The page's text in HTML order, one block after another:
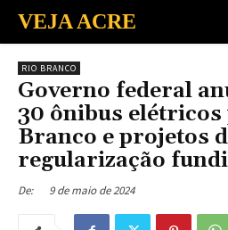
VEJA ACRE
RIO BRANCO
Governo federal
30 ônibus elétricos
Branco e projetos
regularização
De: 9 de maio de 2024